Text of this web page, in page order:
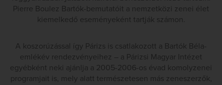
Pierre Boulez Bartók-bemutatóit a nemzetközi zenei élet
kiemelkedő eseményeként tartják számon.
A koszorúzással így Párizs is csatlakozott a Bartók Béla-
emlékév rendezvényeihez – a Párizsi Magyar Intézet
egyébként neki ajánlja a 2005-2006-os évad komolyzenei
programjait is, mely alatt természetesen más zeneszerzők,